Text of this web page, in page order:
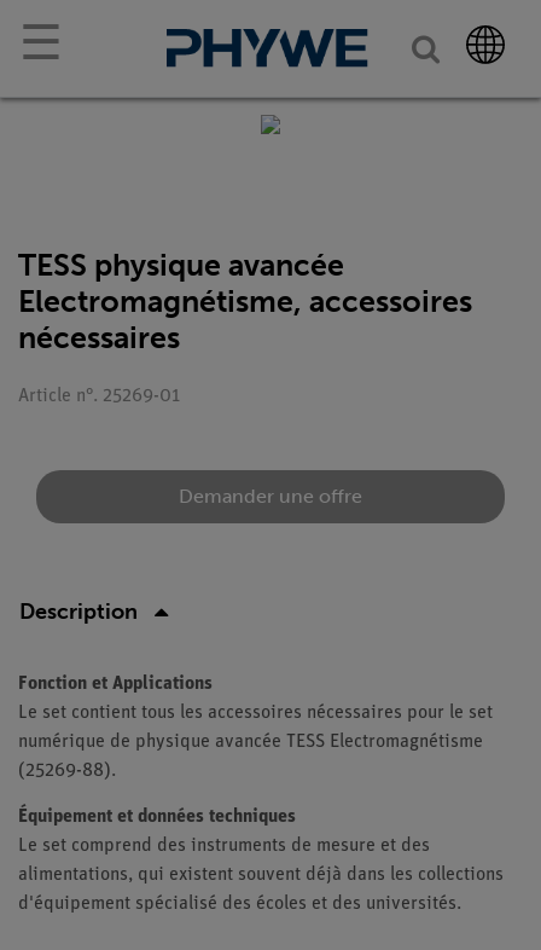
☰
TESS physique avancée
Electromagnétisme, accessoires
nécessaires
Article n°. 25269-01
Demander une offre
Description
Fonction et Applications
Le set contient tous les accessoires nécessaires pour le set
numérique de physique avancée TESS Electromagnétisme
(25269-88).
Équipement et données techniques
Le set comprend des instruments de mesure et des
alimentations, qui existent souvent déjà dans les collections
d'équipement spécialisé des écoles et des universités.